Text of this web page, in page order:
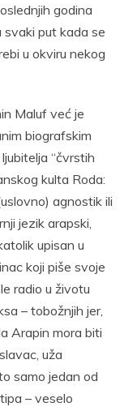
godina
svaki put kada se
u okviru nekog
Maluf već je
biografskim
“čvrstih
kulta Roda:
agnostik ili
jezik arapski,
upisan u
koji piše svoje
radio u životu
– tobožnjih jer,
Arapin mora biti
uža
samo jedan od
– veselo